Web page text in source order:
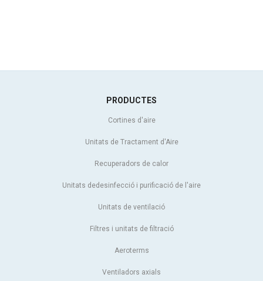
PRODUCTES
Cortines d'aire
Unitats de Tractament d'Aire
Recuperadors de calor
Unitats dedesinfecció i purificació de l'aire
Unitats de ventilació
Filtres i unitats de filtració
Aeroterms
Ventiladors axials